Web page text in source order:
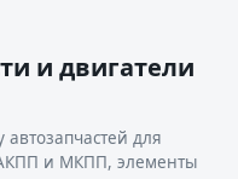
и двигатели
для
и МКПП, элементы